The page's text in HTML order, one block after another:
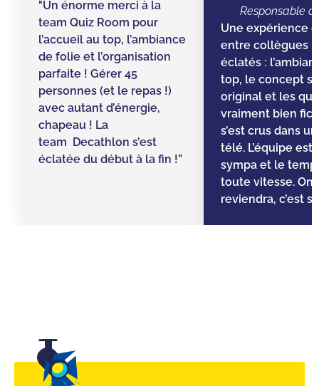
"Un énorme merci à la
team Quiz Room pour
l’accueil au top, l’ambiance
de folie et l’organisation
parfaite ! Gérer 45
personnes (et le repas !)
avec autant d’énergie,
chapeau ! La
team Decathlon s’est
éclatée du début à la fin !”
Responsable
Une expérience
entre collègues !
éclatés :
top, le concept
original et les
vraiment bien
s’est crus dans
télé. L’équipe est
sympa et le
toute vitesse. On
reviendra, c’est